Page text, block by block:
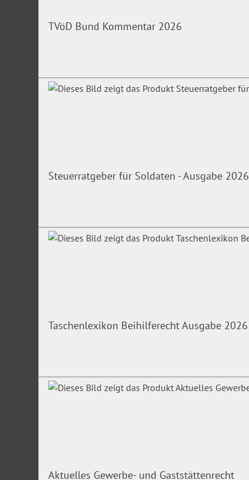
TVöD Bund Kommentar 2026
Steuerratgeber für Soldaten - Ausgabe 2026
Taschenlexikon Beihilferecht Ausgabe 2026
Aktuelles Gewerbe- und Gaststättenrecht